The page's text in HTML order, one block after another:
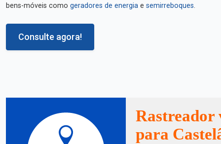
bens-móveis como geradores de energia e semirreboques.
Consulte agora!
Rastreador
para